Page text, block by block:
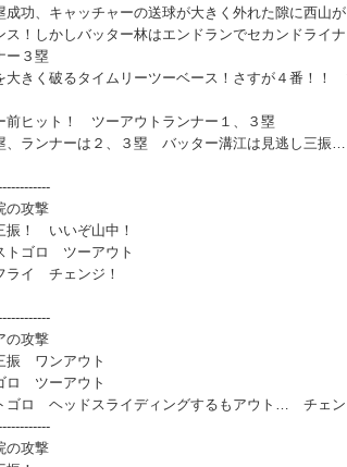
、キャッチャーの送球が大きく外れた隙に西山
！しかしバッター林はエンドランでセカンドライナ
３塁
く破るタイムリーツーベース！さすが４番！！
ヒット！ ツーアウトランナー１、３塁
ランナーは２、３塁 バッター溝江は見逃し三振…
の攻撃
！ いいぞ山中！
ゴロ ツーアウト
イ チェンジ！
の攻撃
ワンアウト
ツーアウト
ロ ヘッドスライディングするもアウト… チェン
の攻撃